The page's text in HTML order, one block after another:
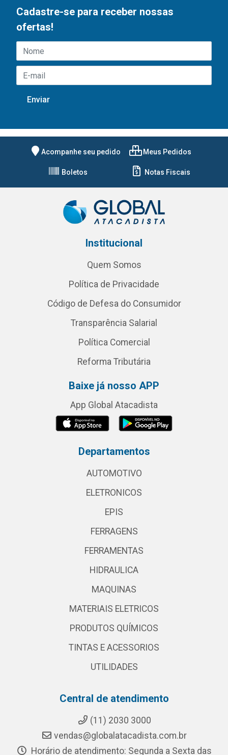
Cadastre-se para receber nossas
ofertas!
Acompanhe seu pedido Meus Pedidos
Boletos Notas Fiscais
Institucional
Quem Somos
Política de Privacidade
Código de Defesa do Consumidor
Transparência Salarial
Política Comercial
Reforma Tributária
Baixe já nosso APP
App Global Atacadista
Departamentos
AUTOMOTIVO
ELETRONICOS
EPIS
FERRAGENS
FERRAMENTAS
HIDRAULICA
MAQUINAS
MATERIAIS ELETRICOS
PRODUTOS QUÍMICOS
TINTAS E ACESSORIOS
UTILIDADES
Central de atendimento
(11) 2030 3000
vendas@globalatacadista.com.br
Horário de atendimento: Segunda a Sexta das